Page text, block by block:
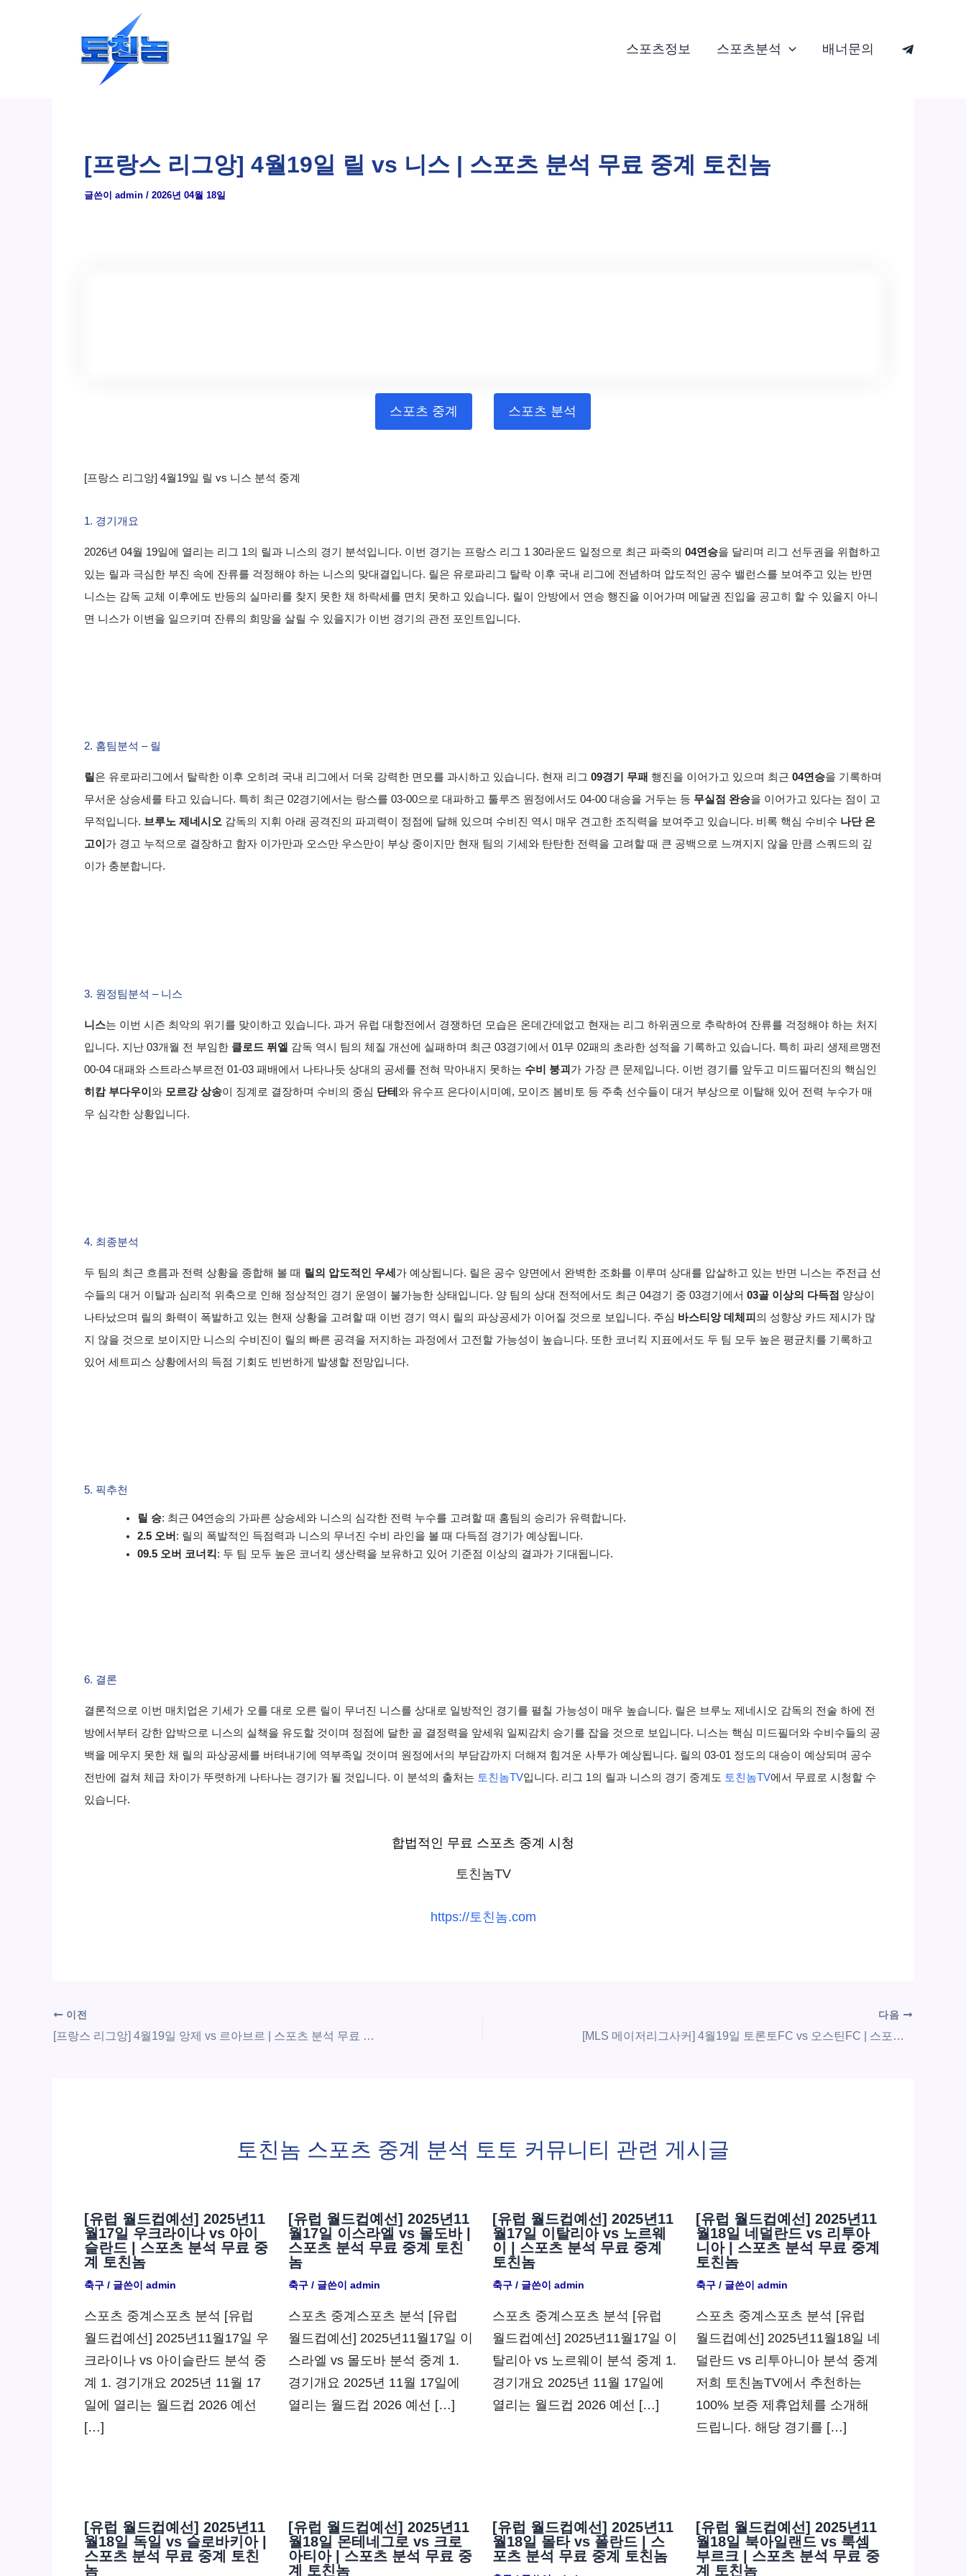
스포츠정보 스포츠분석 배너문의
[프랑스 리그앙] 4월19일 릴 vs 니스 | 스포츠 분석 무료 중계 토친놈
글쓴이 admin / 2026년 04월 18일
스포츠 중계 스포츠 분석
[프랑스 리그앙] 4월19일 릴 vs 니스 분석 중계
1. 경기개요
2026년 04월 19일에 열리는 리그 1의 릴과 니스의 경기 분석입니다. 이번 경기는 프랑스 리그 1 30라운드 일정으로 최근 파죽의 04연승을 달리며 리그 선두권을 위협하고
있는 릴과 극심한 부진 속에 잔류를 걱정해야 하는 니스의 맞대결입니다. 릴은 유로파리그 탈락 이후 국내 리그에 전념하며 압도적인 공수 밸런스를 보여주고 있는 반면
니스는 감독 교체 이후에도 반등의 실마리를 찾지 못한 채 하락세를 면치 못하고 있습니다. 릴이 안방에서 연승 행진을 이어가며 메달권 진입을 공고히 할 수 있을지 아니
면 니스가 이변을 일으키며 잔류의 희망을 살릴 수 있을지가 이번 경기의 관전 포인트입니다.
2. 홈팀분석 – 릴
릴은 유로파리그에서 탈락한 이후 오히려 국내 리그에서 더욱 강력한 면모를 과시하고 있습니다. 현재 리그 09경기 무패 행진을 이어가고 있으며 최근 04연승을 기록하며
무서운 상승세를 타고 있습니다. 특히 최근 02경기에서는 랑스를 03-00으로 대파하고 툴루즈 원정에서도 04-00 대승을 거두는 등 무실점 완승을 이어가고 있다는 점이 고
무적입니다. 브루노 제네시오 감독의 지휘 아래 공격진의 파괴력이 정점에 달해 있으며 수비진 역시 매우 견고한 조직력을 보여주고 있습니다. 비록 핵심 수비수 나단 은
고이 가 경고 누적으로 결장하고 함자 이가만과 오스만 우스만이 부상 중이지만 현재 팀의 기세와 탄탄한 전력을 고려할 때 큰 공백으로 느껴지지 않을 만큼 스쿼드의 깊
이가 충분합니다.
3. 원정팀분석 – 니스
니스는 이번 시즌 최악의 위기를 맞이하고 있습니다. 과거 유럽 대항전에서 경쟁하던 모습은 온데간데없고 현재는 리그 하위권으로 추락하여 잔류를 걱정해야 하는 처지
입니다. 지난 03개월 전 부임한 클로드 퓌엘 감독 역시 팀의 체질 개선에 실패하며 최근 03경기에서 01무 02패의 초라한 성적을 기록하고 있습니다. 특히 파리 생제르맹전
00-04 대패와 스트라스부르전 01-03 패배에서 나타나듯 상대의 공세를 전혀 막아내지 못하는 수비 붕괴 가 가장 큰 문제입니다. 이번 경기를 앞두고 미드필더진의 핵심인
히캄 부다우이 와 모르강 상송이 징계로 결장하며 수비의 중심 단테 와 유수프 은다이시미예, 모이즈 봄비토 등 주축 선수들이 대거 부상으로 이탈해 있어 전력 누수가 매
우 심각한 상황입니다.
4. 최종분석
두 팀의 최근 흐름과 전력 상황을 종합해 볼 때 릴의 압도적인 우세 가 예상됩니다. 릴은 공수 양면에서 완벽한 조화를 이루며 상대를 압살하고 있는 반면 니스는 주전급 선
수들의 대거 이탈과 심리적 위축으로 인해 정상적인 경기 운영이 불가능한 상태입니다. 양 팀의 상대 전적에서도 최근 04경기 중 03경기에서 03골 이상의 다득점 양상이
나타났으며 릴의 화력이 폭발하고 있는 현재 상황을 고려할 때 이번 경기 역시 릴의 파상공세가 이어질 것으로 보입니다. 주심 바스티앙 데체피 의 성향상 카드 제시가 많
지 않을 것으로 보이지만 니스의 수비진이 릴의 빠른 공격을 저지하는 과정에서 고전할 가능성이 높습니다. 또한 코너킥 지표에서도 두 팀 모두 높은 평균치를 기록하고
있어 세트피스 상황에서의 득점 기회도 빈번하게 발생할 전망입니다.
5. 픽추천
릴 승: 최근 04연승의 가파른 상승세와 니스의 심각한 전력 누수를 고려할 때 홈팀의 승리가 유력합니다.
2.5 오버 : 릴의 폭발적인 득점력과 니스의 무너진 수비 라인을 볼 때 다득점 경기가 예상됩니다.
09.5 오버 코너킥: 두 팀 모두 높은 코너킥 생산력을 보유하고 있어 기준점 이상의 결과가 기대됩니다.
6. 결론
결론적으로 이번 매치업은 기세가 오를 대로 오른 릴이 무너진 니스를 상대로 일방적인 경기를 펼칠 가능성이 매우 높습니다. 릴은 브루노 제네시오 감독의 전술 하에 전
방에서부터 강한 압박으로 니스의 실책을 유도할 것이며 정점에 달한 골 결정력을 앞세워 일찌감치 승기를 잡을 것으로 보입니다. 니스는 핵심 미드필더와 수비수들의 공
백을 메우지 못한 채 릴의 파상공세를 버텨내기에 역부족일 것이며 원정에서의 부담감까지 더해져 힘겨운 사투가 예상됩니다. 릴의 03-01 정도의 대승이 예상되며 공수
전반에 걸쳐 체급 차이가 뚜렷하게 나타나는 경기가 될 것입니다. 이 분석의 출처는 토친놈TV입니다. 리그 1의 릴과 니스의 경기 중계도 토친놈TV에서 무료로 시청할 수
있습니다.
합법적인 무료 스포츠 중계 시청
토친놈TV
https://토친놈.com
이전
[프랑스 리그앙] 4월19일 앙제 vs 르아브르 | 스포츠 분석 무료 중계 토친놈
다음
[MLS 메이저리그사커] 4월19일 토론토FC vs 오스틴FC | 스포츠 분석 무료 중계 토친놈
토친놈 스포츠 중계 분석 토토 커뮤니티 관련 게시글
[유럽 월드컵예선] 2025년11
월17일 우크라이나 vs 아이
슬란드 | 스포츠 분석 무료 중
계 토친놈
축구 / 글쓴이 admin
스포츠 중계스포츠 분석 [유럽
월드컵예선] 2025년11월17일 우
크라이나 vs 아이슬란드 분석 중
계 1. 경기개요 2025년 11월 17
일에 열리는 월드컵 2026 예선
[…]
[유럽 월드컵예선] 2025년11
월17일 이스라엘 vs 몰도바 |
스포츠 분석 무료 중계 토친
놈
축구/ 글쓴이 admin
스포츠 중계스포츠 분석 [유럽
월드컵예선] 2025년11월17일 이
스라엘 vs 몰도바 분석 중계 1.
경기개요 2025년 11월 17일에
열리는 월드컵 2026 예선 […]
[유럽 월드컵예선] 2025년11
월17일 이탈리아 vs 노르웨
이 | 스포츠 분석 무료 중계
토친놈
축구/ 글쓴이 admin
스포츠 중계스포츠 분석 [유럽
월드컵예선] 2025년11월17일 이
탈리아 vs 노르웨이 분석 중계 1.
경기개요 2025년 11월 17일에
열리는 월드컵 2026 예선 […]
[유럽 월드컵예선] 2025년11
월18일 네덜란드 vs 리투아
니아 | 스포츠 분석 무료 중계
토친놈
축구 / 글쓴이admin
스포츠 중계스포츠 분석 [유럽
월드컵예선] 2025년11월18일 네
덜란드 vs 리투아니아 분석 중계
저희 토친놈TV에서 추천하는
100% 보증 제휴업체를 소개해
드립니다. 해당 경기를 […]
[유럽 월드컵예선] 2025년11
월18일 독일 vs 슬로바키아 |
스포츠 분석 무료 중계 토친
놈
[유럽 월드컵예선] 2025년11
월18일 몬테네그로 vs 크로
아티아 | 스포츠 분석 무료 중
계 토친놈
[유럽 월드컵예선] 2025년11
월18일 몰타 vs 폴란드 | 스
포츠 분석 무료 중계 토친놈
[유럽 월드컵예선] 2025년11
월18일 북아일랜드 vs 룩셈
부르크 | 스포츠 분석 무료 중
계 토친놈